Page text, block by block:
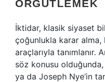
ÖRGÜTLEMEK
İktidar, klasik siyaset
çoğunlukla karar alma,
araçlarıyla
söz konusu
ya da Joseph Nye’in